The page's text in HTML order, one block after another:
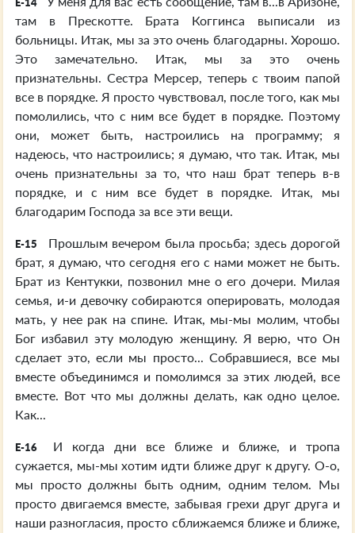
там в Прескотте. Брата Коггинса выписали из
больницы. Итак, мы за это очень благодарны. Хорошо.
Это замечательно. Итак, мы за это очень
признательны. Сестра Мерсер, теперь с твоим папой
все в порядке. Я просто чувствовал, после того, как мы
помолились, что с ним все будет в порядке. Поэтому
они, может быть, настроились на программу; я
надеюсь, что настроились; я думаю, что так. Итак, мы
очень признательны за то, что наш брат теперь в-в
порядке, и с ним все будет в порядке. Итак, мы
благодарим Господа за все эти вещи.
E-15
Прошлым вечером была просьба; здесь дорогой
брат, я думаю, что сегодня его с нами может не быть.
Брат из Кентукки, позвонил мне о его дочери. Милая
семья, и-и девочку собираются оперировать, молодая
мать, у нее рак на спине. Итак, мы-мы молим, чтобы
Бог избавил эту молодую женщину. Я верю, что Он
сделает это, если мы просто... Собравшиеся, все мы
вместе объединимся и помолимся за этих людей, все
вместе. Вот что мы должны делать, как одно целое.
Как...
E-16
И когда дни все ближе и ближе, и тропа
сужается, мы-мы хотим идти ближе друг к другу. О-о,
мы просто должны быть одним, одним телом. Мы
просто двигаемся вместе, забывая грехи друг друга и
наши разногласия, просто сближаемся ближе и ближе,